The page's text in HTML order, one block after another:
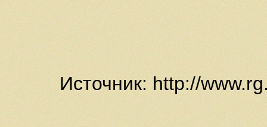
Источник: http://